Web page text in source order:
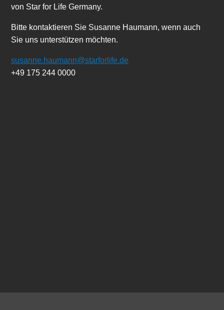
von Star for Life Germany.
Bitte kontaktieren Sie Susanne Haumann, wenn auch
Sie uns unterstützen möchten.
susanne.haumann@starforlife.de
+49 175 244 0000